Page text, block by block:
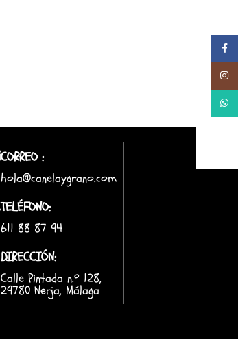
CORREO :
hola@canelaygrano.com
TELÉFONO:
611 88 87 94
DIRECCIÓN:
Calle Pintada n.º 128,
29780 Nerja, Málaga